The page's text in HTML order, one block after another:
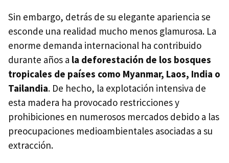
Sin embargo, detrás de su elegante apariencia se
esconde una realidad mucho menos glamurosa. La
enorme demanda internacional ha contribuido
durante años a la deforestación de los bosques
tropicales de países como Myanmar, Laos, India o
Tailandia. De hecho, la explotación intensiva de
esta madera ha provocado restricciones y
prohibiciones en numerosos mercados debido a las
preocupaciones medioambientales asociadas a su
extracción.